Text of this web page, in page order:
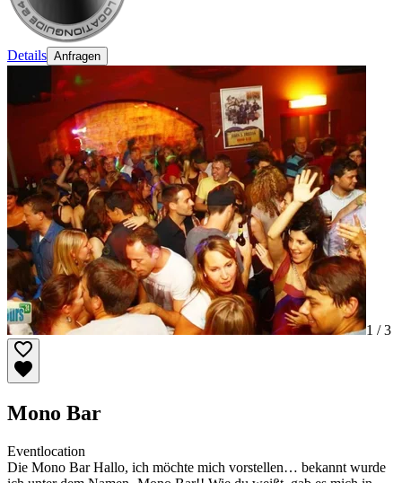
Details Anfragen
1 /3
Mono Bar
Eventlocation
Die Mono Bar Hallo, ich möchte mich vorstellen… bekannt wurde